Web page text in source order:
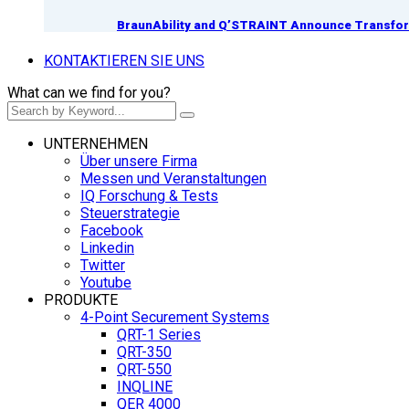
BraunAbility and Q’STRAINT Announce
KONTAKTIEREN SIE UNS
What can we find for you?
UNTERNEHMEN
Über unsere Firma
Messen und Veranstaltungen
IQ Forschung & Tests
Steuerstrategie
Facebook
Linkedin
Twitter
Youtube
PRODUKTE
4-Point Securement Systems
QRT-1 Series
QRT-350
QRT-550
INQLINE
QER 4000